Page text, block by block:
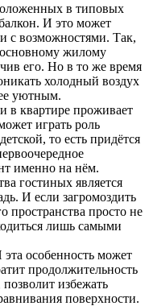
в типовых
И это может
с возможностями. Так,
жилому
его. Но в то же время
холодный воздух
уютным.
в квартире проживает
играть роль
то есть придётся
именно на нём.
гостиных является
И если загромоздить
пространства просто не
лишь самыми
особенность может
продолжительность
избежать
поверхности.